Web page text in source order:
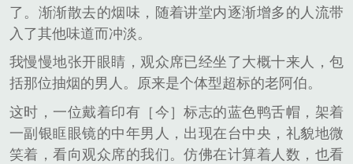
了。渐渐散去的烟味，随着讲堂内逐渐增多的人流带
入了其他味道而冲淡。
我慢慢地张开眼睛，观众席已经坐了大概十来人，包
括那位抽烟的男人。原来是个体型超标的老阿伯。
这时，一位戴着印有［今］标志的蓝色鸭舌帽，架着
一副银眶眼镜的中年男人，出现在台中央，礼貌地微
笑着，看向观众席的我们。仿佛在计算着人数，也看